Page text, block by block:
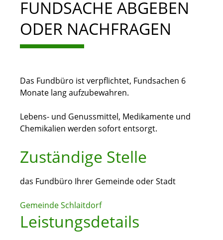
FUNDSACHE ABGEBEN
ODER NACHFRAGEN
Das Fundbüro ist verpflichtet, Fundsachen 6
Monate lang aufzubewahren.
Lebens- und Genussmittel, Medikamente und
Chemikalien werden sofort entsorgt.
Zuständige Stelle
das Fundbüro Ihrer Gemeinde oder Stadt
Gemeinde Schlaitdorf
Leistungsdetails